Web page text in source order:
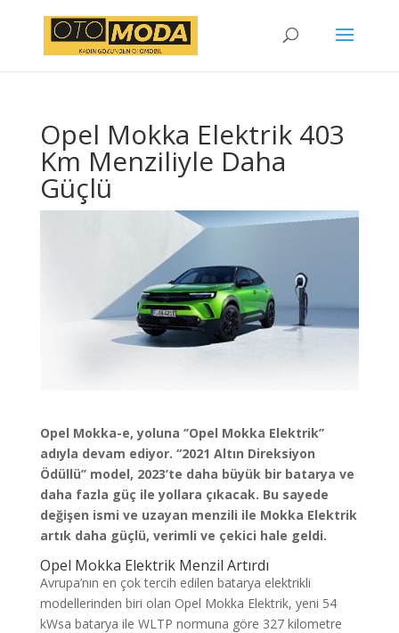
Opel Mokka Elektrik 403
Km Menziliyle Daha
Güçlü
Opel Mokka-e, yoluna ‘’Opel Mokka Elektrik’’
adıyla devam ediyor. “2021 Altın Direksiyon
Ödüllü’’ model, 2023’te daha büyük bir batarya ve
daha fazla güç ile yollara çıkacak. Bu sayede
değişen ismi ve uzayan menzili ile Mokka Elektrik
artık daha güçlü, verimli ve çekici hale geldi.
Opel Mokka Elektrik Menzil Artırdı
Avrupa’nın en çok tercih edilen batarya elektrikli
modellerinden biri olan Opel Mokka Elektrik, yeni 54
kWsa batarya ile WLTP normuna göre 327 kilometre